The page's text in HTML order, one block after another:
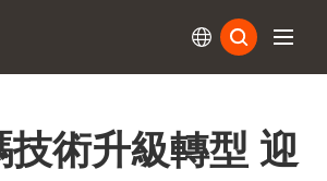
技術升級轉型 迎